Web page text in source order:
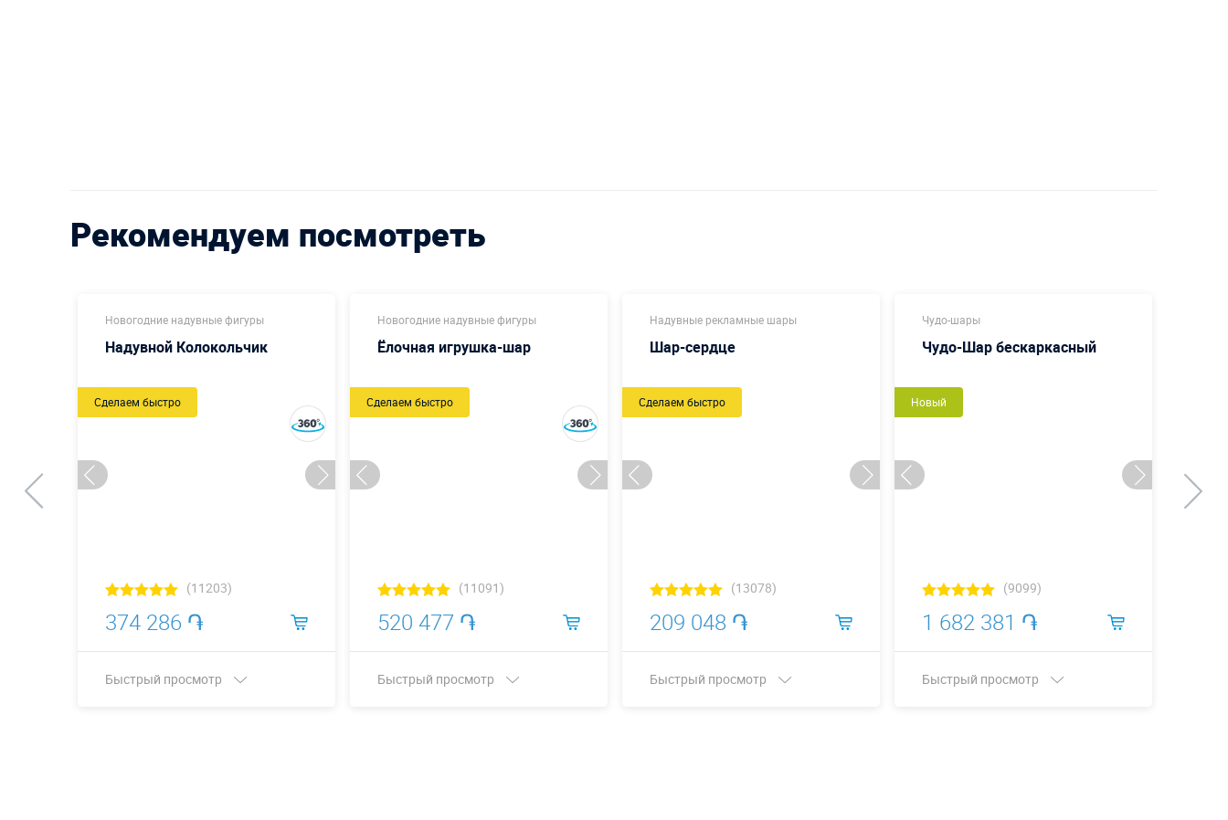
Рекомендуем посмотреть
Новогодние надувные фигуры
Надувной Колокольчик
Сделаем быстро
(11203)
374 286 ֏
Быстрый просмотр
Новогодние надувные фигуры
Ёлочная игрушка-шар
Сделаем быстро
(11091)
520 477 ֏
Быстрый просмотр
Надувные рекламные шары
Шар-сердце
Сделаем быстро
(13078)
209 048 ֏
Быстрый просмотр
Чудо-шары
Чудо-Шар бескаркасный
Новый
(9099)
1 682 381 ֏
Быстрый просмотр